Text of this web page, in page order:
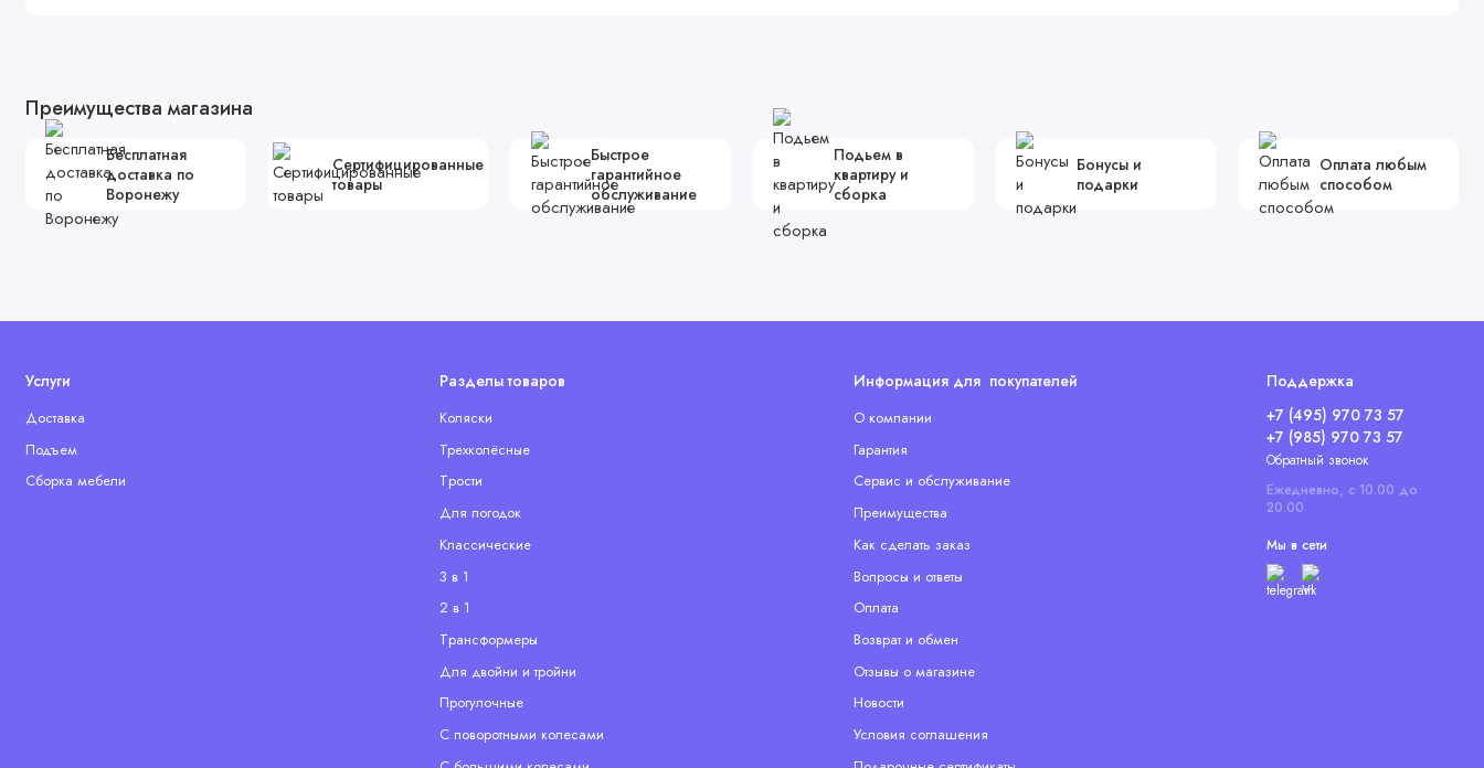
Преимущества магазина
Бесплатная
доставка по
Воронежу
Сертифицированные
товары
Быстрое
гарантийное
обслуживание
Подьем в
квартиру и
сборка
Бонусы и
подарки
Оплата любым
способом
Услуги
Доставка
Подъем
Сборка мебели
Разделы товаров
Коляски
Трехколёсные
Tрости
Для погодок
Классические
3 в 1
2 в 1
Tрансформеры
Для двойни и тройни
Прогулочные
С поворотными колесами
Информация для покупателей
О компании
Гарантия
Сервис и обслуживание
Преимущества
Как сделать заказ
Вопросы и ответы
Оплата
Возврат и обмен
Отзывы о магазине
Новости
Условия соглашения
Поддержка
+7 (495) 970 73 57
+7 (985) 970 73 57
Обратный звонок
Ежедневно, с 10.00 до
20.00
Мы в сети